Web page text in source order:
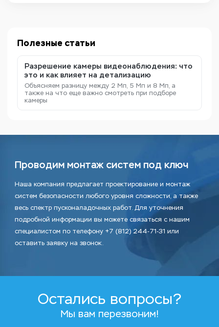
Полезные статьи
Разрешение камеры видеонаблюдения: что
это и как влияет на детализацию
Объясняем разницу между 2 Мп, 5 Мп и 8 Мп, а
также на что еще важно смотреть при подборе
камеры
Проводим монтаж систем под ключ
Наша компания предлагает проектирование и монтаж
систем безопасности любого уровня сложности, а также
весь спектр пусконаладочных работ. Для уточнения
подробной информации вы можете связаться с нашим
специалистом по телефону +7 (812) 244-71-31 или
оставить заявку на звонок.
Остались вопросы?
Мы вам перезвоним!